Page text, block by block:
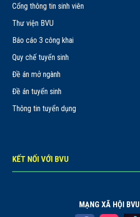
Cổng thông tin sinh viên
Thư viện BVU
Báo cáo 3 công khai
Quy chế tuyển sinh
Đề án mở ngành
Đề án tuyển sinh
Thông tin tuyển dụng
KẾT NỐI VỚI BVU
MẠNG XÃ HỘI BVU